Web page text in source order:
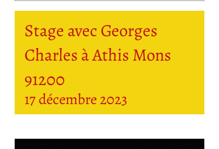
Stage avec Georges
Charles à Athis Mons
91200
17 décembre 2023